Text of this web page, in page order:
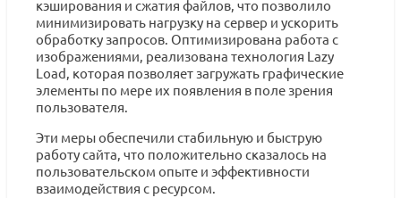
кэширования и сжатия файлов, что позволило
минимизировать нагрузку на сервер и ускорить
обработку запросов. Оптимизирована работа с
изображениями, реализована технология Lazy
Load, которая позволяет загружать графические
элементы по мере их появления в поле зрения
пользователя.
Эти меры обеспечили стабильную и быструю
работу сайта, что положительно сказалось на
пользовательском опыте и эффективности
взаимодействия с ресурсом.